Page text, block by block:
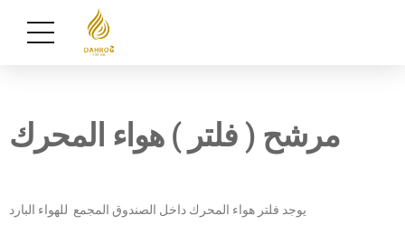
مرشح ( فلتر ) هواء المحرك
يوجد فلتر هواء المحرك داخل الصندوق المجمع للهواء البارد